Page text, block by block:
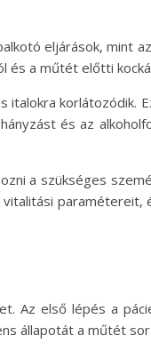
eljárások, mint
és a műtét előtti
italokra korlátozódik.
és az
a szükséges
paramétereit,
Az első lépés a
állapotát a műtét